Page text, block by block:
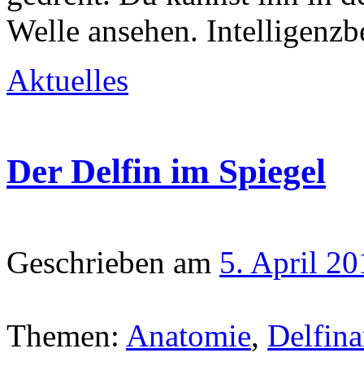
Welle ansehen.
Aktuelles
Der Delfin im Spiegel
Geschrieben am 5. April
Themen: Anatomie,